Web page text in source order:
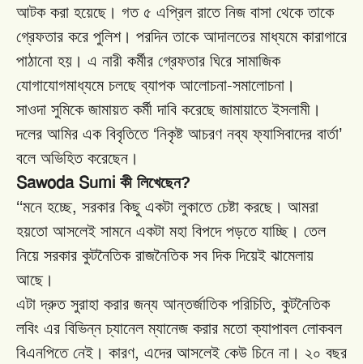
আটক করা হয়েছে। গত ৫ এপ্রিল রাতে নিজ বাসা থেকে তাকে
গ্রেফতার করে পুলিশ। পরদিন তাকে আদালতের মাধ্যমে কারাগারে
পাঠানো হয়। এ নারী কর্মীর গ্রেফতার ঘিরে সামাজিক
যোগাযোগমাধ্যমে চলছে ব্যাপক আলোচনা-সমালোচনা।
সাওদা সুমিকে জামায়ত কর্মী দাবি করেছে জামায়াতে ইসলামী।
দলের আমির এক বিবৃতিতে ‘নিকৃষ্ট আচরণ নব্য ফ্যাসিবাদের বার্তা’
বলে অভিহিত করেছেন।
Sawoda Sumi কী লিখেছেন?
‘‘মনে হচ্ছে, সরকার কিছু একটা লুকাতে চেষ্টা করছে। আমরা
হয়তো আসলেই সামনে একটা মহা বিপদে পড়তে যাচ্ছি। তেল
নিয়ে সরকার কুটনৈতিক রাজনৈতিক সব দিক দিয়েই ঝামেলায়
আছে।
এটা দ্রুত সুরাহা করার জন্য আন্তর্জাতিক পরিচিতি, কুটনৈতিক
লবিং এর বিভিন্ন চ্যানেল ম্যানেজ করার মতো ক্যাপাবল লোকবল
বিএনপিতে নেই। কারণ, এদের আসলেই কেউ চিনে না। ২০ বছর